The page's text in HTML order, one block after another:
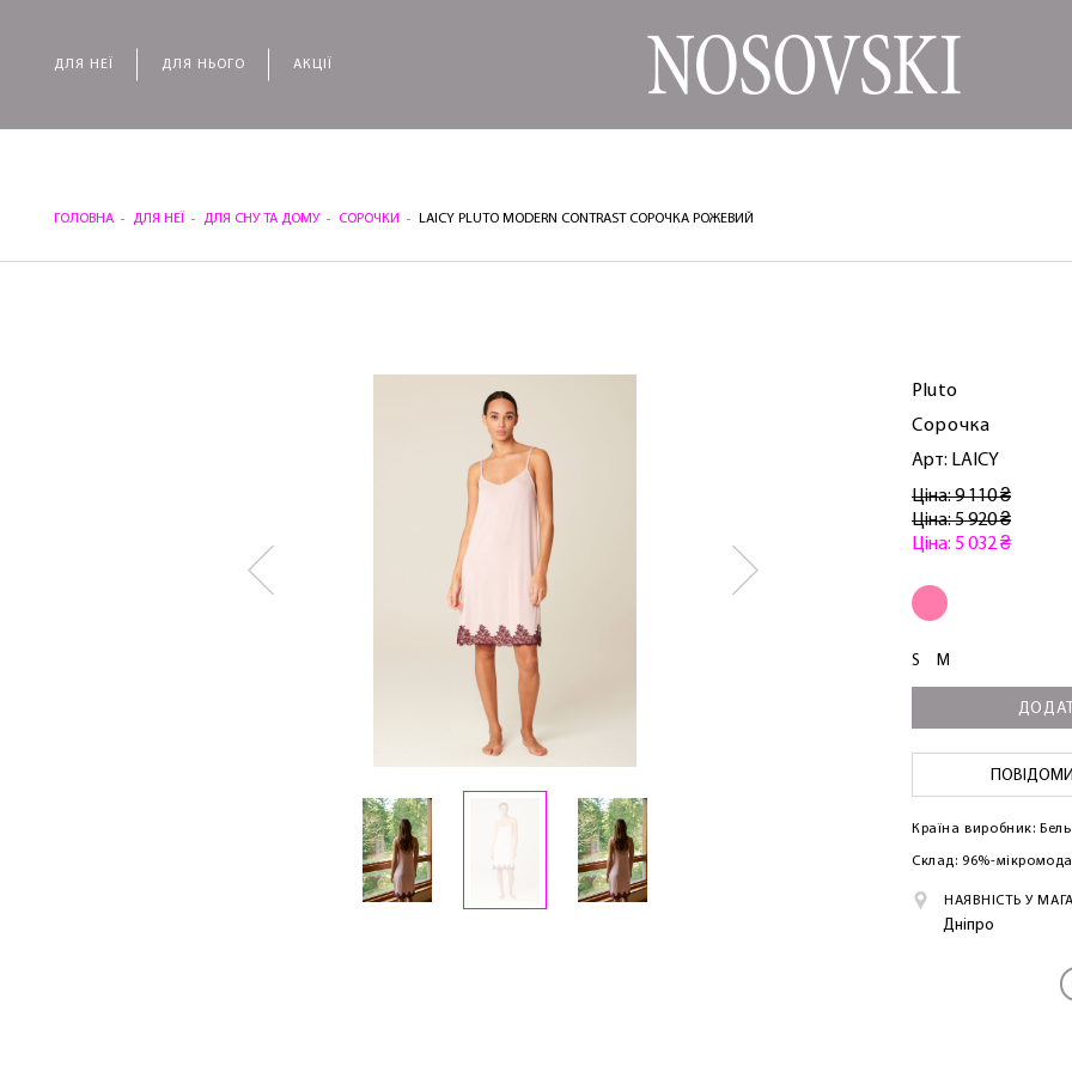
ДЛЯ НЕЇ ДЛЯ НЬОГО АКЦІЇ
ГОЛОВНА ДЛЯ НЕЇ ДЛЯ СНУ ТА ДОМУ СОРОЧКИ LAICY PLUTO MODERN CONTRAST СОРОЧКА РОЖЕВИЙ
Pluto
Сорочка
Арт: LAICY
Ціна: 9 110 ₴
Ціна: 5 920 ₴
Ціна: 5 032 ₴
S M
Країна виробник:
Склад: 96%-
НАЯВНІСТЬ У
Дніпро
ЛАСКАВО ПРОСИМО ДО NOSOVSKI.COM! ПРИЙМІТЬ ВІД
НАС ПРИВІТНИЙ БОНУС - ЗНИЖКУ НА ПЕРШЕ ПОКУПКУ